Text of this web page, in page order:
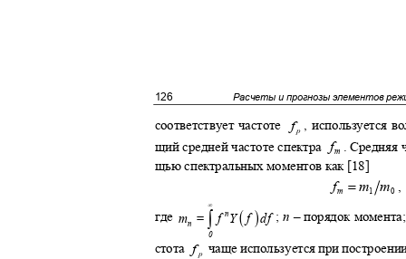
126 Расчеты и прогнозы элементов
соответствует частоте , используется
fp
щий средней частоте спектра . Средняя
fm
щью спектральных моментов как [18]
fm =m1m0
∞
n
где ;n–порядок
mn = f Y f df
( )
∫
0
стота чаще используется при
fp